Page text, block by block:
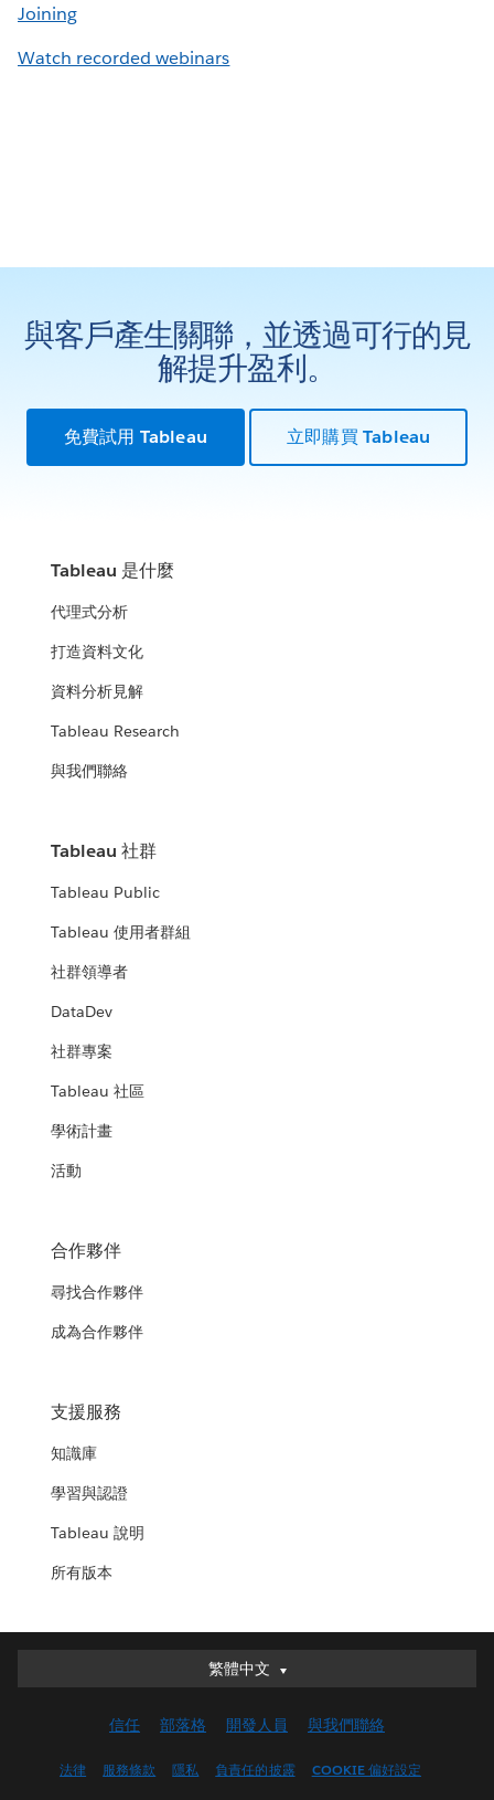
Joining
Watch recorded webinars
與客戶產生關聯，並透過可行的見
解提升盈利。
免費試用 Tableau 立即購買 Tableau
Tableau 是什麼
代理式分析
打造資料文化
資料分析見解
Tableau Research
與我們聯絡
Tableau 社群
Tableau Public
Tableau 使用者群組
社群領導者
DataDev
社群專案
Tableau 社區
學術計畫
活動
合作夥伴
尋找合作夥伴
成為合作夥伴
支援服務
知識庫
學習與認證
Tableau 說明
所有版本
繁體中文
繁體中文
English (UK)
信任 部落格 開發人員 與我們聯絡
法律 服務條款 隱私 負責任的披露 COOKIE 偏好設定